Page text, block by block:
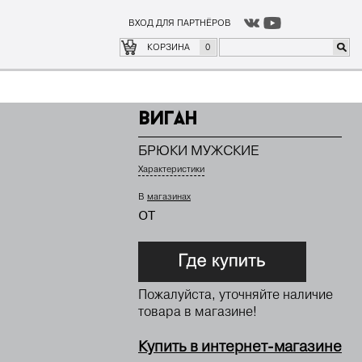
ВХОД ДЛЯ ПАРТНЁРОВ
КОРЗИНА 0
Виган
БРЮКИ МУЖСКИЕ
Характеристики
В магазинах
от
Пожалуйста, уточняйте наличие
товара в магазине!
Купить в интернет-магазине